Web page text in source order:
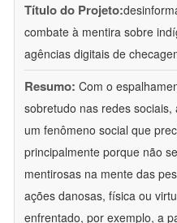
Título do Projeto:
combate à mentira sobre
agências digitais de
Resumo: Com o
sobretudo nas redes
um fenômeno social que
principalmente porque não
mentirosas na mente das
ações danosas, física ou
enfrentado, por exemplo, a